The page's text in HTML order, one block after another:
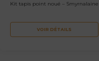
Kit tapis point noué – Smyrnalaine
VOIR DÉTAILS